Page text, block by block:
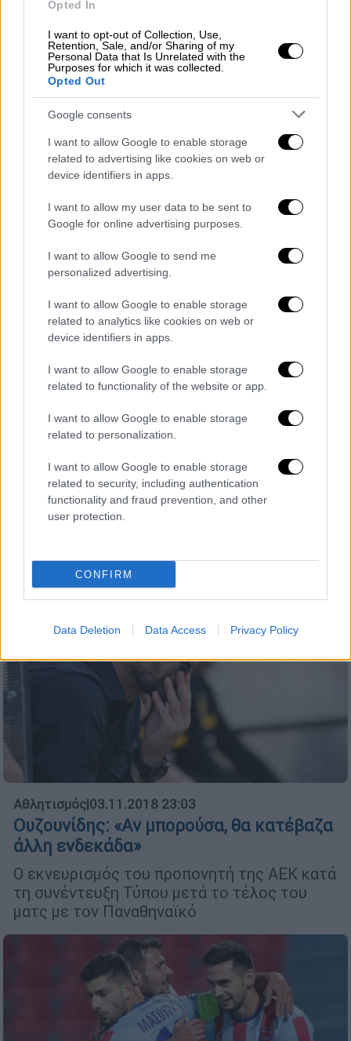
Opted In
I want to opt-out of Collection, Use,
Retention, Sale, and/or Sharing of my
Personal Data that Is Unrelated with the
Purposes for which it was collected.
Opted Out
Google consents
I want to allow Google to enable storage
related to advertising like cookies on web or
device identifiers in apps.
I want to allow my user data to be sent to
Google for online advertising purposes.
I want to allow Google to send me
personalized advertising.
I want to allow Google to enable storage
related to analytics like cookies on web or
device identifiers in apps.
I want to allow Google to enable storage
related to functionality of the website or app.
I want to allow Google to enable storage
related to personalization.
I want to allow Google to enable storage
related to security, including authentication
functionality and fraud prevention, and other
user protection.
CONFIRM
Data Deletion Data Access Privacy Policy
Αθλητισμός 03.11.2018 23:11
Γιώργος Δώνης: «Αν ήμασταν και
αποτελεσματικοί…»
Ο τεχνικός του Παναθηναϊκού στάθηκε στη
φτωχή αποτελεσματικότητα της ομάδας
του στις μεγάλες «στιγμές» της στο ματς με
την ΑΕΚ
Ελλάδα|03.11.2018 23:11
Συνελήφθη 51χρονος επειδή κατείχε
ιωνικό κιονόκρανο
Έναν 51χρονο συνέλαβαν οι αστυνομικοί στο
Μοναστηράκι, καθώς, μετά από έρευνα,
διαπίστωσαν ότι κατέχει παράνομα ένα
αρχαίο μνημείο
Αθλητισμός|03.11.2018 23:03
Ουζουνίδης: «Αν μπορούσα, θα κατέβαζα
άλλη ενδεκάδα»
Ο εκνευρισμός του προπονητή της ΑΕΚ κατά
τη συνέντευξη Τύπου μετά το τέλος του
ματς με τον Παναθηναϊκό